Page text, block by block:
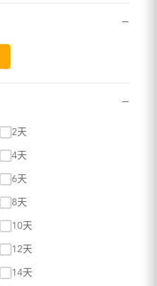
−
−
2天
4天
6天
8天
10天
12天
14天